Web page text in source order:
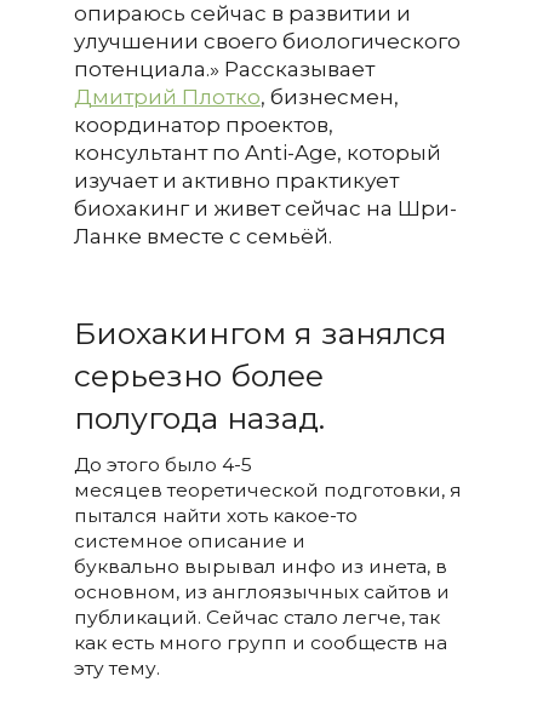
опираюсь сейчас в развитии и
улучшении своего биологического
потенциала.» Рассказывает
Дмитрий Плотко, бизнесмен,
координатор проектов,
консультант по Anti-Age, который
изучает и активно практикует
биохакинг и живет сейчас на Шри-
Ланке вместе с семьёй.
Биохакингом я занялся
серьезно более
полугода назад.
До этого было 4-5
месяцев теоретической подготовки, я
пытался найти хоть какое-то
системное описание и
буквально вырывал инфо из инета, в
основном, из англоязычных сайтов и
публикаций. Сейчас стало легче, так
как есть много групп и сообществ на
эту тему.